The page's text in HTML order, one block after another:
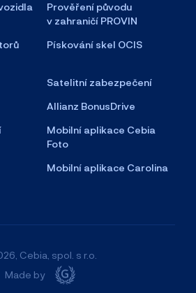
Prověření původu
v zahraničí PROVIN
Pískování skel OCIS
Satelitní zabezpečení
Allianz BonusDrive
Mobilní aplikace Cebia
Foto
Mobilní aplikace Carolina
Cebia, spol. s r.o.
Made by